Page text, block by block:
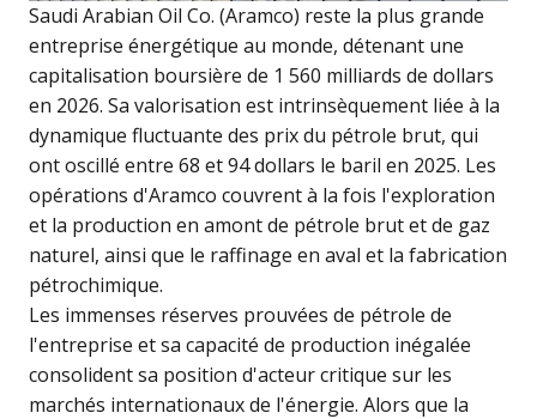
Saudi Arabian Oil Co. (Aramco) reste la plus grande
entreprise énergétique au monde, détenant une
capitalisation boursière de 1 560 milliards de dollars
en 2026. Sa valorisation est intrinsèquement liée à la
dynamique fluctuante des prix du pétrole brut, qui
ont oscillé entre 68 et 94 dollars le baril en 2025. Les
opérations d'Aramco couvrent à la fois l'exploration
et la production en amont de pétrole brut et de gaz
naturel, ainsi que le raffinage en aval et la fabrication
pétrochimique.
Les immenses réserves prouvées de pétrole de
l'entreprise et sa capacité de production inégalée
consolident sa position d'acteur critique sur les
marchés internationaux de l'énergie. Alors que la